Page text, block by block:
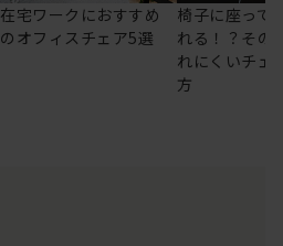
在宅ワークにおすすめ
のオフィスチェア5選
椅子に座って
れる！？その
れにくいチェ
方